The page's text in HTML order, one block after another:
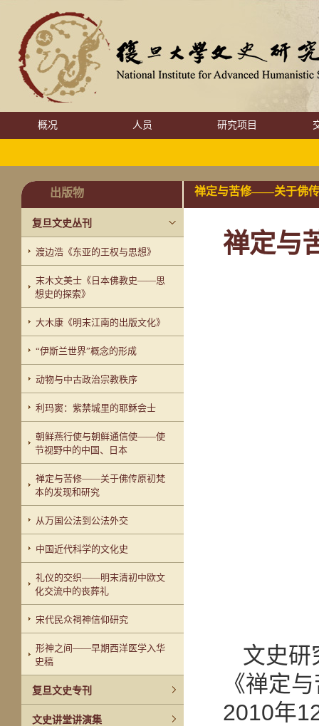
概况 人员 研究项目
出版物
复旦文史丛刊
渡边浩《东亚的王权与思想》
末木文美士《日本佛教史——思
想史的探索》
大木康《明末江南的出版文化》
“伊斯兰世界”概念的形成
动物与中古政治宗教秩序
利玛窦：紫禁城里的耶稣会士
朝鲜燕行使与朝鲜通信使——使
节视野中的中国、日本
禅定与苦修——关于佛传原初梵
本的发现和研究
从万国公法到公法外交
中国近代科学的文化史
礼仪的交织——明末清初中欧文
化交流中的丧葬礼
宋代民众祠神信仰研究
形神之间——早期西洋医学入华
史稿
复旦文史专刊
文史讲堂讲演集
禅定与苦修——关于佛
禅定与
文史研
《禅定
2010年